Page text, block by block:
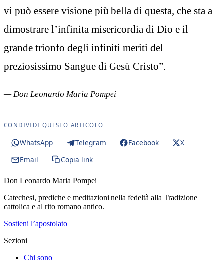
vi può essere visione più bella di questa, che sta a
dimostrare l’infinita misericordia di Dio e il
grande trionfo degli infiniti meriti del
preziosissimo Sangue di Gesù Cristo”.
— Don Leonardo Maria Pompei
CONDIVIDI QUESTO ARTICOLO
WhatsApp Telegram Facebook
X
Email
Copia link
Don Leonardo Maria Pompei
Catechesi, prediche e meditazioni nella fedeltà alla Tradizione
cattolica e al rito romano antico.
Sostieni l’apostolato
Sezioni
Chi sono